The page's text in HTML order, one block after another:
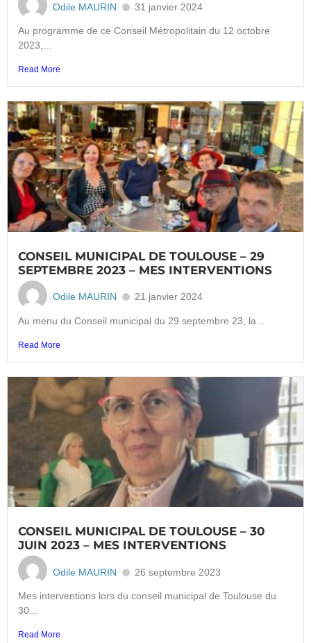
Odile MAURIN 31 janvier 2024
Au programme de ce Conseil Métropolitain du 12 octobre
2023,...
Read More
CONSEIL MUNICIPAL DE TOULOUSE – 29
SEPTEMBRE 2023 – MES INTERVENTIONS
Odile MAURIN 21 janvier 2024
Au menu du Conseil municipal du 29 septembre 23, la...
Read More
CONSEIL MUNICIPAL DE TOULOUSE – 30
JUIN 2023 – MES INTERVENTIONS
Odile MAURIN 26 septembre 2023
Mes interventions lors du conseil municipal de Toulouse du
30...
Read More